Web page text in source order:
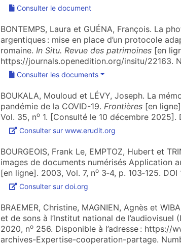
Consulter le document
BONTEMPS, Laura et GUÉNA, François. La
argentiques : mise en place d’un protocole
romaine. In Situ. Revue des patrimoines[en
https://journals.openedition.org/insitu/22163.
Consulter les documents
BOUKALA, Mouloud et LÉVY, Joseph. La
pandémie de la COVID-19. Frontières[en
Vol. 35, no1. [Consulté le 10 décembre 2025].
Consulter sur www.erudit.org
BOURGEOIS, Frank Le, EMPTOZ, Hubert et
images de documents numérisés Application
[en ligne]. 2003, Vol. 7, no3‑4, p. 103‑125.
Consulter sur doi.org
BRAEMER, Christine, MAGNIEN, Agnès et
et de sons à l’Institut natio­nal de l’audio­vi­suel
2020, no256. Disponible à l’adresse : https://
archives-Expertise-cooperation-partage.